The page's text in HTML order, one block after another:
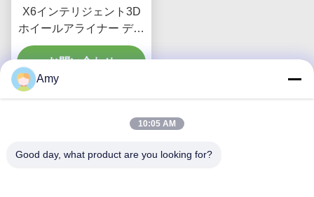
X6インテリジェント3D
ホイールアライナー デュ
アルスクリーン リアルタ
イムトラッキング 高精度
3Dイメージングによる完
お問い合わせ
送信
Amy
10:05 AM
Good day, what product are you looking for?